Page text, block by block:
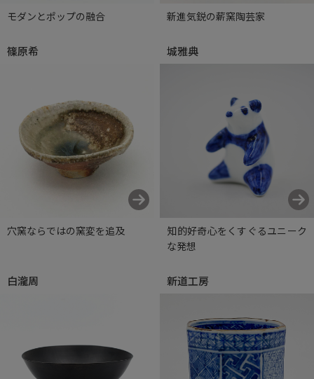
モダンとポップの融合 新進気鋭の薪窯陶芸家
篠原希
穴窯ならではの窯変を追及
城雅典
知的好奇心をくすぐるユニーク
な発想
白瀧周 新道工房